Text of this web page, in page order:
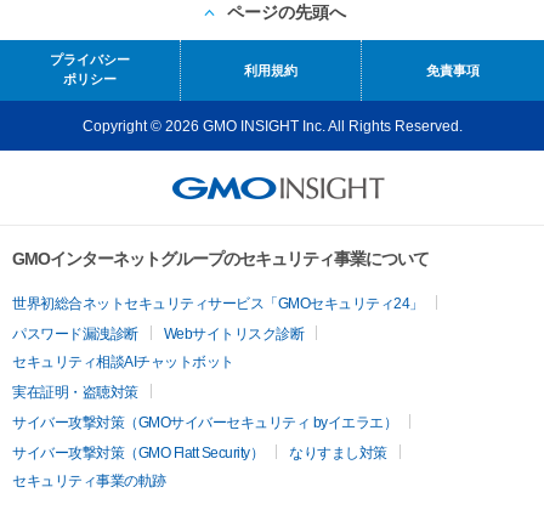
ページの先頭へ
プライバシー
ポリシー
利用規約 免責事項
Copyright © 2026 GMO INSIGHT Inc. All Rights Reserved.
GMOインターネットグループのセキュリティ事業について
世界初総合ネットセキュリティサービス「GMOセキュリティ24」
パスワード漏洩診断
Webサイトリスク診断
セキュリティ相談AIチャットボット
実在証明・盗聴対策
サイバー攻撃対策（GMOサイバーセキュリティ byイエラエ）
サイバー攻撃対策（GMO Flatt Security）
なりすまし対策
セキュリティ事業の軌跡